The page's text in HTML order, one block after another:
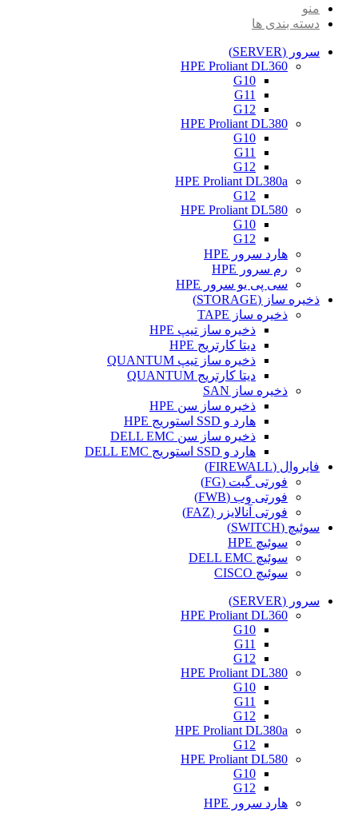
منو
دسته بندی ها
سرور (SERVER)
HPE Proliant DL360
G10
G11
G12
HPE Proliant DL380
G10
G11
G12
HPE Proliant DL380a
G12
HPE Proliant DL580
G10
G12
هارد سرور HPE
رم سرور HPE
سی پی یو سرور HPE
ذخیره ساز (STORAGE)
ذخیره ساز TAPE
ذخیره ساز تیپ HPE
دیتا کارتریج HPE
ذخیره ساز تیپ QUANTUM
دیتا کارتریج QUANTUM
ذخیره ساز SAN
ذخیره ساز سن HPE
هارد و SSD استوریج HPE
ذخیره ساز سن DELL EMC
هارد و SSD استوریج DELL EMC
فایروال (FIREWALL)
فورتی گیت (FG)
فورتی وب (FWB)
فورتی آنالایزر (FAZ)
سوئیچ (SWITCH)
سوئیچ HPE
سوئیچ DELL EMC
سوئیچ CISCO
سرور (SERVER)
HPE Proliant DL360
G10
G11
G12
HPE Proliant DL380
G10
G11
G12
HPE Proliant DL380a
G12
HPE Proliant DL580
G10
G12
هارد سرور HPE